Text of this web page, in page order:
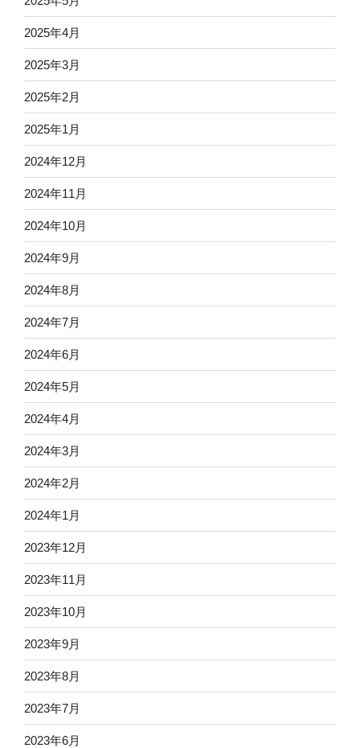
2025年4月
2025年3月
2025年2月
2025年1月
2024年12月
2024年11月
2024年10月
2024年9月
2024年8月
2024年7月
2024年6月
2024年5月
2024年4月
2024年3月
2024年2月
2024年1月
2023年12月
2023年11月
2023年10月
2023年9月
2023年8月
2023年7月
2023年6月